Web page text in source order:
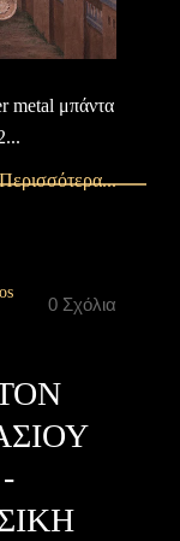
metal μπάντα
Περισσότερα...
0 Σχόλια